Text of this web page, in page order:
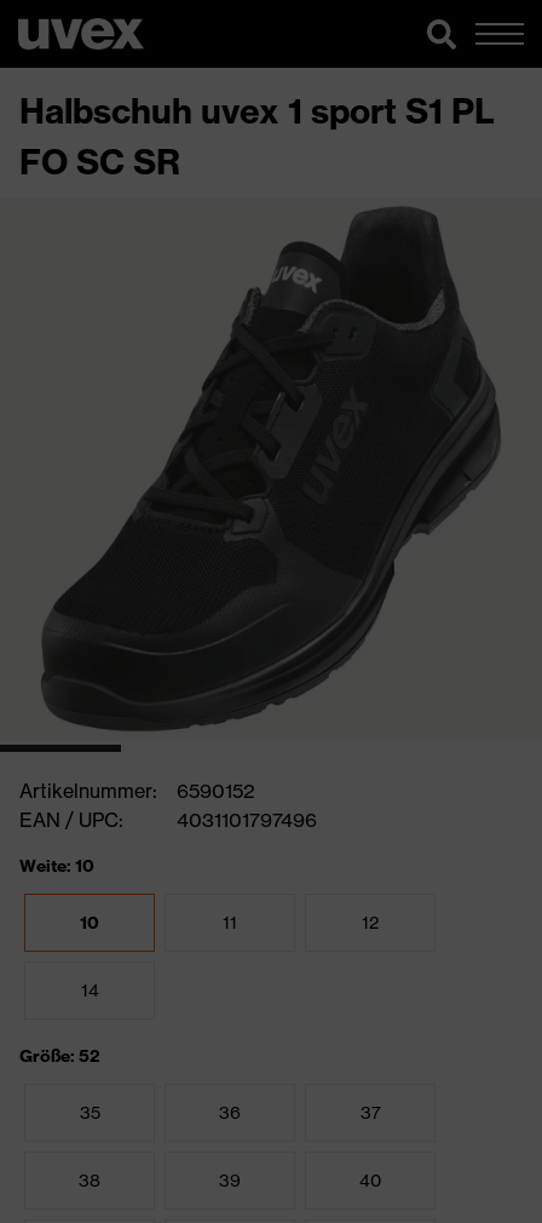
Halbschuh uvex 1 sport S1 PL
FO SC SR
Artikelnummer:
6590152
EAN / UPC:
4031101797496
Weite: 10
10 11 12
14
Größe: 52
35 36 37
38 39 40